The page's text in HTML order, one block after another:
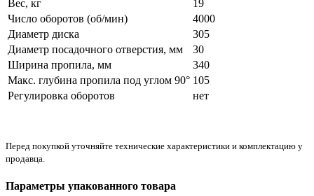
Вес, кг
19
Число оборотов (об/мин)
4000
Диаметр диска
305
Диаметр посадочного отверстия, мм
30
Ширина пропила, мм
340
Макс. глубина пропила под углом 90° 105
Регулировка оборотов
нет
Перед покупкой уточняйте технические характеристики и комплектацию у
продавца.
Параметры упакованного товара